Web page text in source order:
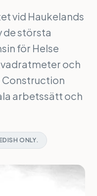
vid Haukelands
de största
för Helse
och
Construction
arbetssätt och
ONLY.